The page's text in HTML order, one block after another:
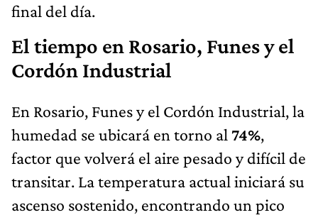
final del día.
El tiempo en Rosario, Funes y el
Cordón Industrial
En Rosario, Funes y el Cordón Industrial, la
humedad se ubicará en torno al 74%,
factor que volverá el aire pesado y difícil de
transitar. La temperatura actual iniciará su
ascenso sostenido, encontrando un pico